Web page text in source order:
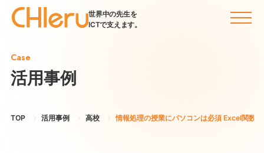
世界中の先生を
ICTで支えます。
Case
活用事例
TOP 活用事例 高校 情報処理の授業にパソコンは必須 Excel関数